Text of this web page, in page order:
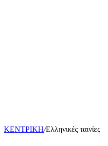
ΚΕΝΤΡΙΚΗ/Ελληνικές ταινίες